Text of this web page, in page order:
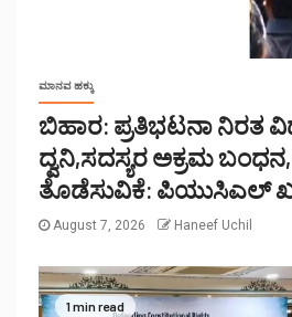
ಮಾನವ ಹಕ್ಕು
ಬಿಹಾರ: ಪ್ರತಿಭಟನಾ ನಿರತ
ದ್ವನಿ,ಸದಸ್ಯರ ಅಕ್ರಮ
ತೊಡೆಸುವಿಕೆ: ಪಿಯುಸಿಎಲ್
August 7, 2026 Haneef Uchil
1 min read